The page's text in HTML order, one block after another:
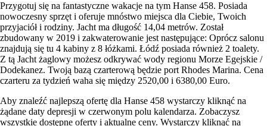
Przygotuj się na fantastyczne wakacje na tym Hanse 458. Posiada
nowoczesny sprzęt i oferuje mnóstwo miejsca dla Ciebie, Twoich
przyjaciół i rodziny. Jacht ma długość 14,04 metrów. Został
zbudowany w 2019 i zakwaterowanie jest następujące: Oprócz salonu
znajdują się tu 4 kabiny z 8 łóżkami. Łódź posiada również 2 toalety.
Z tą Jacht żaglowy możesz odkrywać wody regionu Morze Egejskie /
Dodekanez. Twoją bazą czarterową będzie port Rhodes Marina. Cena
czarteru za tydzień waha się między 2520,00 i 6380,00 Euro.
Aby znaleźć najlepszą ofertę dla Hanse 458 wystarczy kliknąć na
żądane daty depresji w czerwonym polu kalendarza. Zobaczysz
wszystkie dostępne oferty i aktualne ceny. Wystarczy kliknąć na